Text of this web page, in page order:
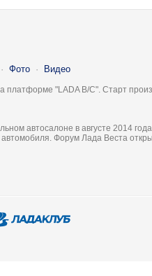
· Фото · Видео
"LADA B/C". Старт
автосалоне в августе 2014
автомобиля. Форум Лада Веста